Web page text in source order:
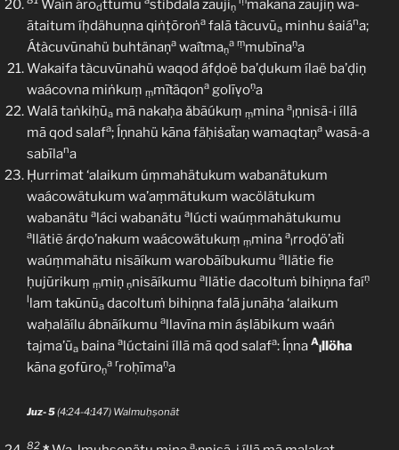
Waín árodttumu stibdāla zaujiṇ
makāna zaujiṇ wa-
ātaitum íḥdähuṇna qiṅṭōroṅa falā tàcuvūa minhu ṡaiána;
Átàcuvūnahü buhtänaṇa waíṫmaṇ
a ṃmubīnaṇa
Wakaifa tàcuvūnahü waqod áfḍoë ba’ḍukum ílaë ba’ḍiṇ
waácovna miṅkuṃ ṃmīṫäqona golīṿoṇa
Walā taṅkiḥūa mā nakaḥa ǎbãúkuṃ ṃmina a
lṇnisã-i íllā
mā qod salafa; Íṇnahü kāna fäḥiṡaẗaṇ wamaqtaṇa wasã-a
sabīlana
Ḥurrimat ‘alaikum úṃmahätukum wabanätukum
waácowätukum wa’aṃmätukum wacölätukum
wabanätu aláci wabanätu alúcti waúṃmahätukumu
allätiẽ árḍo’nakum waácowätukuṃ ṃmina a
lrroḍö’aẗi
waúṃmahätu nisãíkum warobãíbukumu allätie fie
ḥujūrikuṃ ṃmiṇ ṇnisãíkumu allätie dacoltuṁ bihiṇna faíṇ
llam takūnūa dacoltuṁ bihiṇna falā junāḥa ‘alaikum
waḥalãílu ábnãíkumu allavīna min áṣlābikum waáṅ
tajma’ūa baina alúctaini íllā mā qod salafa: Íṇna A
lllöha
kāna gofūroṇ
a rroḥīmaṇa
Juz- 5(4:24-4:147) Walmuḥṣonät
82 a